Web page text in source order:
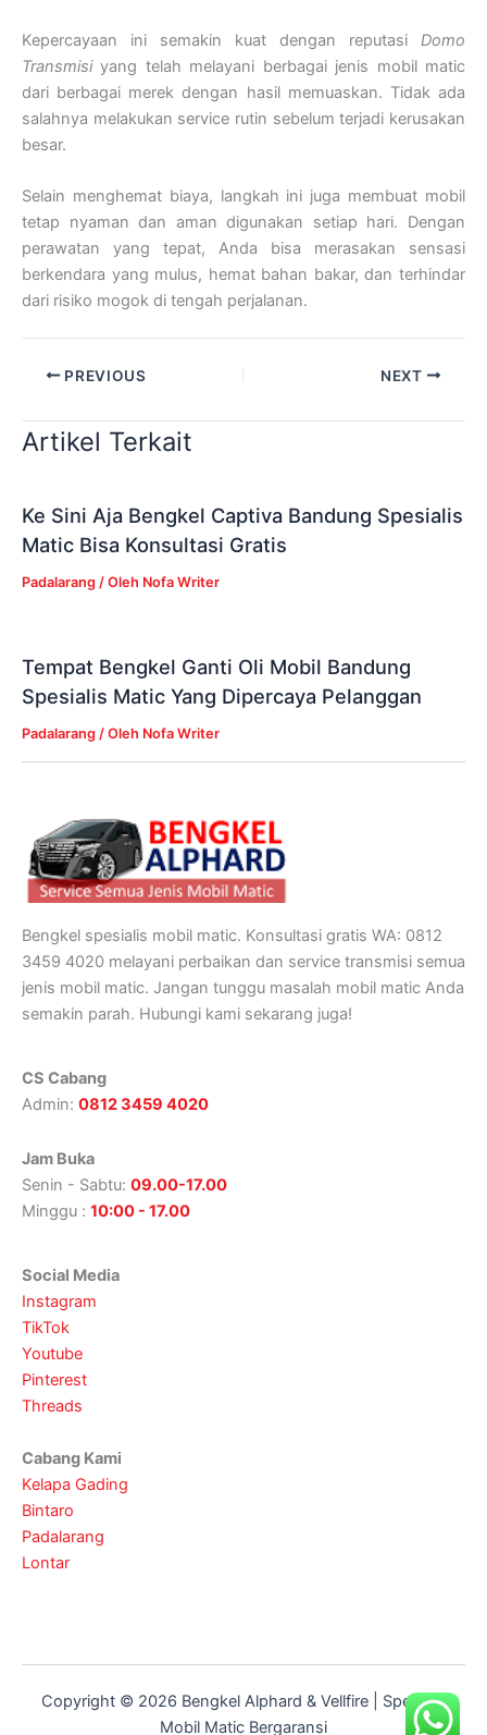
Kepercayaan ini semakin kuat dengan reputasi Domo
Transmisiyang telah melayani berbagai jenis mobil matic
dari berbagai merek dengan hasil memuaskan. Tidak ada
salahnya melakukan service rutin sebelum terjadi kerusakan
besar.
Selain menghemat biaya, langkah ini juga membuat mobil
tetap nyaman dan aman digunakan setiap hari. Dengan
perawatan yang tepat, Anda bisa merasakan sensasi
berkendara yang mulus, hemat bahan bakar, dan terhindar
dari risiko mogok di tengah perjalanan.
PREVIOUS NEXT
Artikel Terkait
Ke Sini Aja Bengkel Captiva Bandung Spesialis
Matic Bisa Konsultasi Gratis
Padalarang / Oleh Nofa Writer
Tempat Bengkel Ganti Oli Mobil Bandung
Spesialis Matic Yang Dipercaya Pelanggan
Padalarang / Oleh Nofa Writer
Bengkel spesialis mobil matic. Konsultasi gratis WA: 0812
3459 4020 melayani perbaikan dan service transmisi semua
jenis mobil matic. Jangan tunggu masalah mobil matic Anda
semakin parah. Hubungi kami sekarang juga!
CS Cabang
Admin: 0812 3459 4020
Jam Buka
Senin - Sabtu: 09.00-17.00
Minggu : 10:00 - 17.00
Social Media
Instagram
TikTok
Youtube
Pinterest
Threads
Cabang Kami
Kelapa Gading
Bintaro
Padalarang
Lontar
Copyright © 2026 Bengkel Alphard & Vellfire | Spesialis
Mobil Matic Bergaransi